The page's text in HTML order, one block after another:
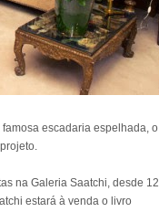
escadaria espelhada, o
na Galeria Saatchi, desde 12
estará à venda o livro